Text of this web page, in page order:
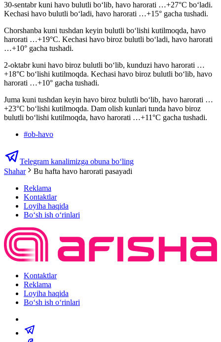
30-sentabr kuni havo bulutli bo‘lib, havo harorati …+27°C bo‘ladi.
Kechasi havo bulutli boʻladi, havo harorati …+15° gacha tushadi.
Chorshanba kuni tushdan keyin bulutli boʻlishi kutilmoqda, havo
harorati …+19°C. Kechasi havo biroz bulutli bo‘ladi, havo harorati
…+10° gacha tushadi.
2-oktabr kuni havo biroz bulutli bo‘lib, kunduzi havo harorati …
+18°C bo‘lishi kutilmoqda. Kechasi havo biroz bulutli bo‘lib, havo
harorati …+10° gacha tushadi.
Juma kuni tushdan keyin havo biroz bulutli bo‘lib, havo harorati …
+23°C bo‘lishi kutilmoqda. Dam olish kunlari tunda havo biroz
bulutli bo‘lishi kutilmoqda, havo harorati …+11°C gacha tushadi.
#ob-havo
Telegram kanalimizga obuna bo‘ling
Shahar
Bu hafta havo harorati pasayadi
Reklama
Kontaktlar
Loyiha haqida
Bo‘sh ish o‘rinlari
Kontaktlar
Reklama
Loyiha haqida
Bo‘sh ish o‘rinlari